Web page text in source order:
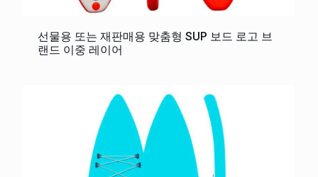
선물용 또는 재판매용 맞춤형 SUP 보드 로고 브
랜드 이중 레이어